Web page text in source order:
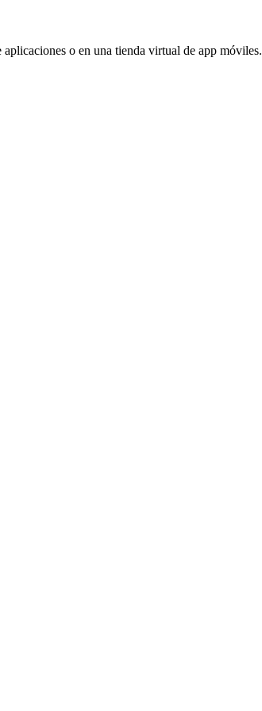
o en una tienda virtual de app móviles.